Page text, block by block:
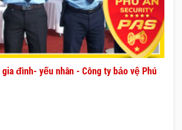
đình- yếu nhân - Công ty bảo vệ Phú